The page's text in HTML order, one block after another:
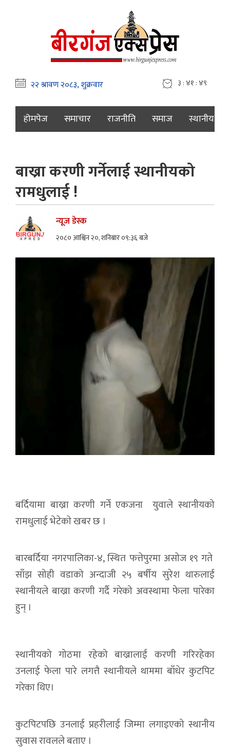
३ : ४१ : ५१
होमपेज समाचार राजनीति समाज स्थानीय
बाख्रा करणी गर्नेलाई स्थानीयको
रामधुलाई !
न्यूज डेस्क
२०८० आश्विन २०, शनिबार ०९:३६ बजे
बर्दियामा बाख्रा करणी गर्ने एकजना युवाले स्थानीयको
रामधुलाई भेटेकाे खबर छ ।
बारबर्दिया नगरपालिका-४, स्थित फत्तेपुरमा असाेज १९ गते
साँझ सोही वडाको अन्दाजी २५ बर्षीय सुरेश थारुलाई
स्थानीयले बाख्रा करणी गर्दै गरेको अवस्थामा फेला पारेका
हुन् ।
स्थानीयको गोठमा रहेको बाख्रालाई करणी गरिरहेका
उनलाई फेला पारे लगत्तै स्थानीयले थाममा बाँधेर कुटपिट
गरेका थिए।
कुटपिटपछि उनलाई प्रहरीलाई जिम्मा लगाइएको स्थानीय
सुवास रावलले बताए ।